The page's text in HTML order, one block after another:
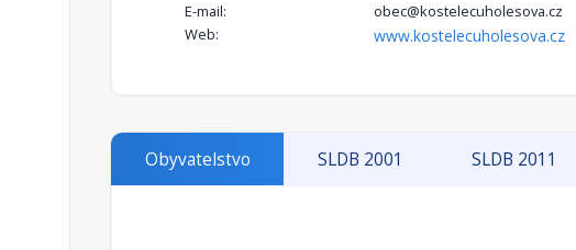
E-mail:
obec@kostelecuholesova.cz
Web:
www.kostelecuholesova.cz
Obyvatelstvo SLDB 2001 SLDB 2011